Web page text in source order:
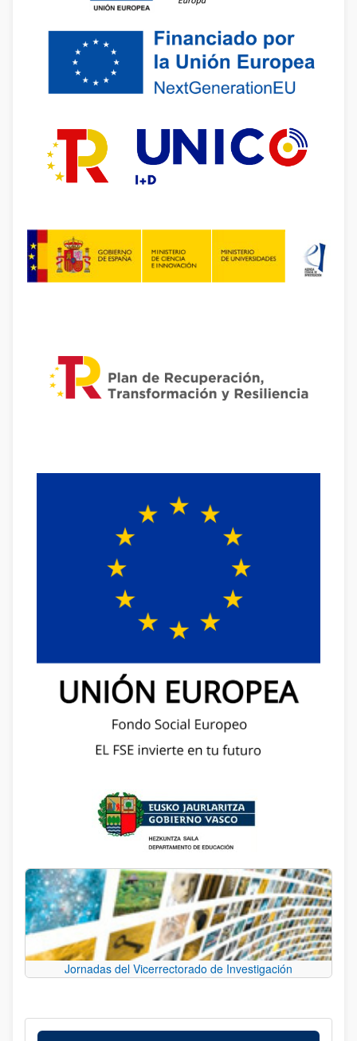
Jornadas del Vicerrectorado de Investigación